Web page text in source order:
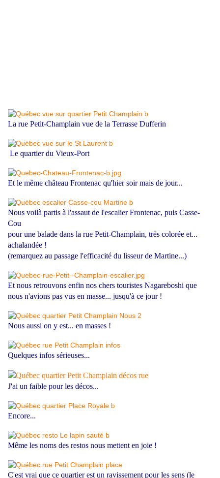
La rue Petit-Champlain vue de la Terrasse Dufferin
Le quartier du Vieux-Port
Et le même château Frontenac qu'hier soir mais de jour...
Nous voilà partis à l'assaut de l'escalier Frontenac, puis Casse-
Cou
pour une balade dans la rue Petit-Champlain, très colorée et...
achalandée !
(remarquez au passage l'efficacité du lisseur de Martine...)
Et nous retrouvons enfin nos chers touristes Nagareboshi que
nous n'avions pas vus en masse... jusqu'à ce jour !
Nous aussi on y est... en masses !
Quelques infos sérieuses...
J'ai un faible pour les décos...
Encore...
Même les noms des restos nous mettent en joie !
C'est vrai que ce quartier est un ravissement pour les sens (le